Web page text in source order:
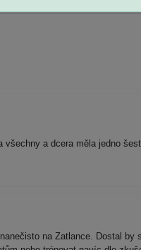
a dcera měla jedno
na Zatlance. Dostal